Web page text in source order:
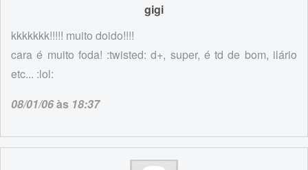
gigi
kkkkkkk!!!!! muito doido!!!!
cara é muito foda! :twisted: d+, super, é td de bom, ilário
etc... :lol:
08/01/06às 18:37